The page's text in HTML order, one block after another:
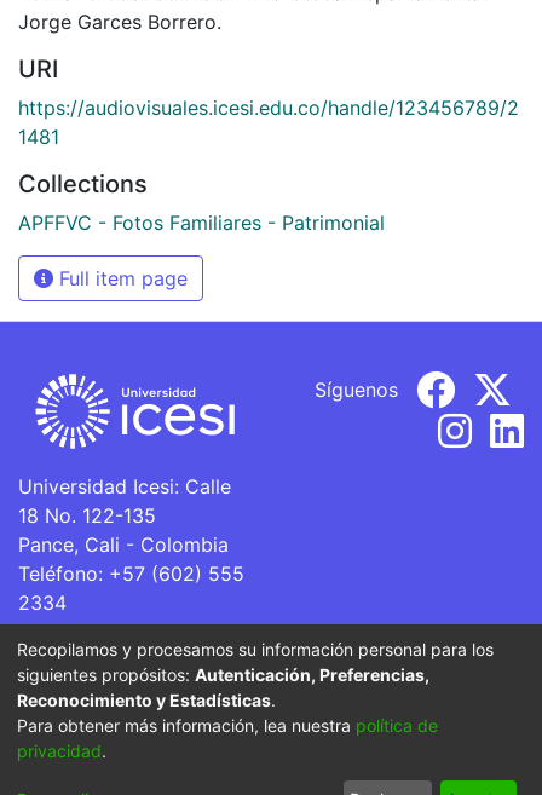
Jorge Garces Borrero.
URI
https://audiovisuales.icesi.edu.co/handle/123456789/2
1481
Collections
APFFVC - Fotos Familiares - Patrimonial
Full item page
Universidad Icesi: Calle
18 No. 122-135
Pance, Cali - Colombia
Teléfono: +57 (602) 555
2334
ventanillaunica@icesi.edu.co
Síguenos
La Universidad Icesi es una Institución de Educación
Superior que se encuentra sujeta a inspección y vigilancia
por parte del Ministerio de Educación Nacional.
Recopilamos y procesamos su información personal para los
siguientes propósitos: Autenticación, Preferencias,
Reconocimiento y Estadísticas.
Para obtener más información, lea nuestra política de
privacidad.